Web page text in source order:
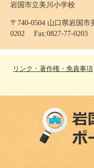
岩国市立美川小学校
〒740-0504 山口県岩国
0202 Fax:0827-77-0203
リンク・著作権・免責事項